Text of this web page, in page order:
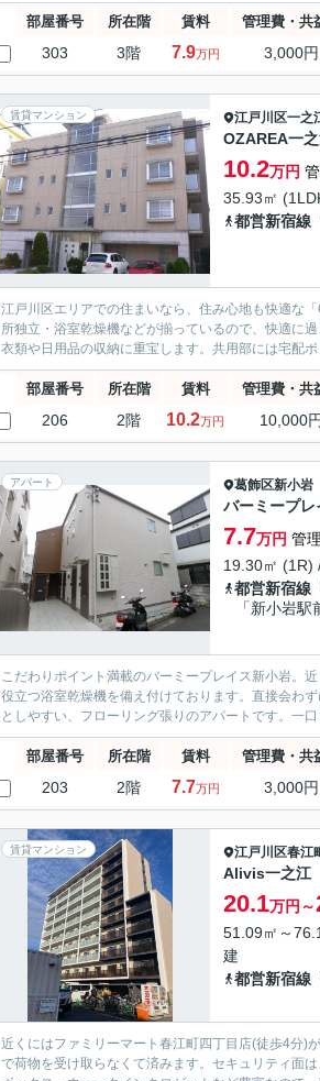
部屋番号 所在階 賃料 管理費・共
303 3階 7.9万円 3,000円
賃貸マンション 江戸川区一之
OZAREA一
10.2万円
35.93㎡
都営新宿線
江戸川区エリアでの住まいなら、住み心地も快適な
所独立・浴室乾燥機などが揃っているので、快適に
衣類や日用品の収納に重宝します。共用部には宅配
部屋番号 所在階 賃料 管理費・共
206 2階 10.2万円 10,000円
アパート 葛飾区新小岩
バーミープレ
7.7万円 管
19.30㎡ (1R)
都営新宿線
「新小岩
こだわりポイント満載のバーミープレイス新小岩。
役立つ浴室乾燥機を備え付けております。直接会わ
としやすい、フローリング張りのアパートです。一
部屋番号 所在階 賃料 管理費・共
203 2階 7.7万円 3,000円
賃貸マンション 江戸川区春江
Alivis一之江
20.1万円～
51.09㎡～
建
都営新宿線
近くにはファミリーマート春江町四丁目店(徒歩4分)
で荷物を受け取らなくて済みます。セキュリティ面